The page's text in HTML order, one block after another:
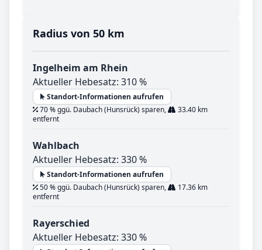
Radius von 50 km
Ingelheim am Rhein
Aktueller Hebesatz: 310 %
Standort-Informationen aufrufen
70 % ggü. Daubach (Hunsrück) sparen,
33.40 km
entfernt
Wahlbach
Aktueller Hebesatz: 330 %
Standort-Informationen aufrufen
50 % ggü. Daubach (Hunsrück) sparen,
17.36 km
entfernt
Rayerschied
Aktueller Hebesatz: 330 %